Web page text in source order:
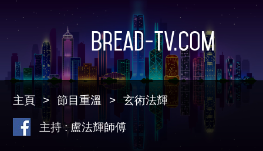
Bread-TV.com
主頁 節目重溫 玄術法輝
主持 : 盧法輝師傅